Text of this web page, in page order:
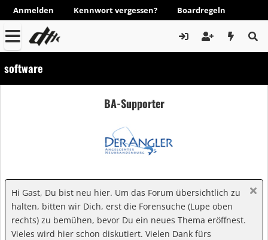
Anmelden Kennwort vergessen? Boardregeln
software
BA-Supporter
Hi Gast, Du bist neu hier. Um das Forum übersichtlich zu
halten, bitten wir Dich, erst die Forensuche (Lupe oben
rechts) zu bemühen, bevor Du ein neues Thema eröffnest.
Vieles wird hier schon diskutiert. Vielen Dank fürs